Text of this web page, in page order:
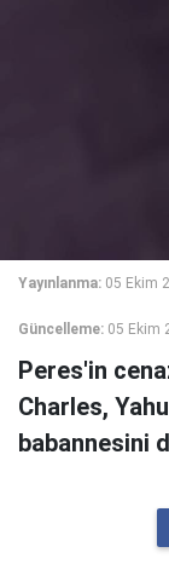
Yayınlanma: 05 Ekim
Güncelleme: 05 Ekim
Peres'in
Charles,
babannesini